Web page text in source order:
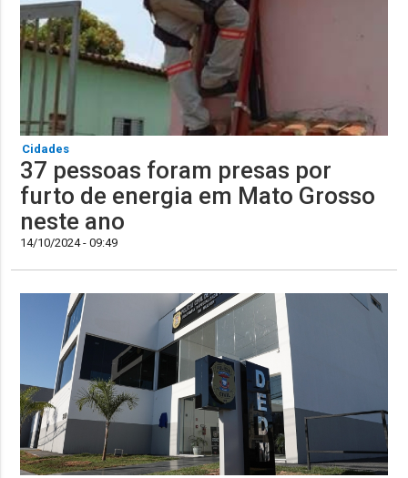
Cidades
37 pessoas foram presas por
furto de energia em Mato Grosso
neste ano
14/10/2024 - 09:49